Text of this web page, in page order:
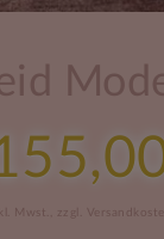
Mwst., zzgl.